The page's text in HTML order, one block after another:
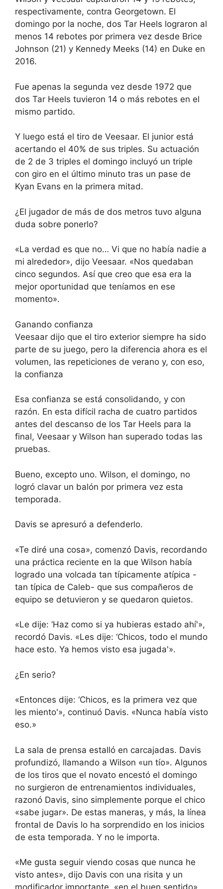
respectivamente, contra Georgetown. El
domingo por la noche, dos Tar Heels lograron al
menos 14 rebotes por primera vez desde Brice
Johnson (21) y Kennedy Meeks (14) en Duke en
2016.
Fue apenas la segunda vez desde 1972 que
dos Tar Heels tuvieron 14 o más rebotes en el
mismo partido.
Y luego está el tiro de Veesaar. El junior está
acertando el 40% de sus triples. Su actuación
de 2 de 3 triples el domingo incluyó un triple
con giro en el último minuto tras un pase de
Kyan Evans en la primera mitad.
¿El jugador de más de dos metros tuvo alguna
duda sobre ponerlo?
«La verdad es que no… Vi que no había nadie a
mi alrededor», dijo Veesaar. «Nos quedaban
cinco segundos. Así que creo que esa era la
mejor oportunidad que teníamos en ese
momento».
Ganando confianza
Veesaar dijo que el tiro exterior siempre ha sido
parte de su juego, pero la diferencia ahora es el
volumen, las repeticiones de verano y, con eso,
la confianza
Esa confianza se está consolidando, y con
razón. En esta difícil racha de cuatro partidos
antes del descanso de los Tar Heels para la
final, Veesaar y Wilson han superado todas las
pruebas.
Bueno, excepto uno. Wilson, el domingo, no
logró clavar un balón por primera vez esta
temporada.
Davis se apresuró a defenderlo.
«Te diré una cosa», comenzó Davis, recordando
una práctica reciente en la que Wilson había
logrado una volcada tan típicamente atípica -
tan típica de Caleb- que sus compañeros de
equipo se detuvieron y se quedaron quietos.
«Le dije: ‘Haz como si ya hubieras estado ahí'»,
recordó Davis. «Les dije: ‘Chicos, todo el mundo
hace esto. Ya hemos visto esa jugada'».
¿En serio?
«Entonces dije: ‘Chicos, es la primera vez que
les miento'», continuó Davis. «Nunca había visto
eso.»
La sala de prensa estalló en carcajadas. Davis
profundizó, llamando a Wilson «un tío». Algunos
de los tiros que el novato encestó el domingo
no surgieron de entrenamientos individuales,
razonó Davis, sino simplemente porque el chico
«sabe jugar». De estas maneras, y más, la línea
frontal de Davis lo ha sorprendido en los inicios
de esta temporada. Y no le importa.
«Me gusta seguir viendo cosas que nunca he
visto antes», dijo Davis con una risita y un